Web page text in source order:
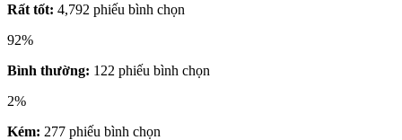
Rất tốt: 4,792 phiếu bình chọn
92%
Bình thường: 122 phiếu bình chọn
2%
Kém: 277 phiếu bình chọn